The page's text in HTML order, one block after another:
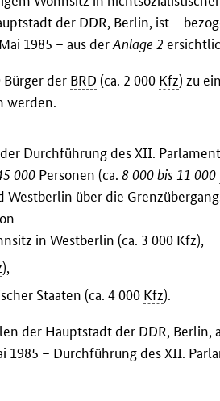
der DDR, Berlin, ist –
1985 – aus derAnlage 2
Bürger der BRD (ca. 2 000 Kfz) zu
werden.
Durchführung des XII.
000 Personen (ca.8 000 bis 11 000
über die
in Westberlin (ca. 3 000 Kfz),
),
Staaten (ca. 4 000 Kfz).
der Hauptstadt der DDR, Berlin,
1985 – Durchführung des XII.